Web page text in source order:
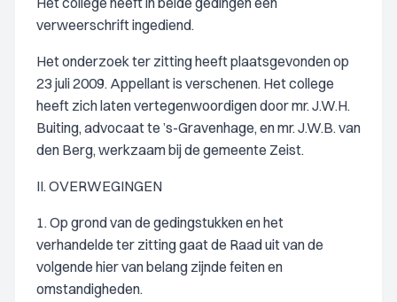
verweerschrift ingediend.
Het onderzoek ter zitting heeft plaatsgevonden op
23 juli 2009. Appellant is verschenen. Het college
heeft zich laten vertegenwoordigen door mr. J.W.H.
Buiting, advocaat te ’s-Gravenhage, en mr. J.W.B. van
den Berg, werkzaam bij de gemeente Zeist.
II. OVERWEGINGEN
1. Op grond van de gedingstukken en het
verhandelde ter zitting gaat de Raad uit van de
volgende hier van belang zijnde feiten en
omstandigheden.